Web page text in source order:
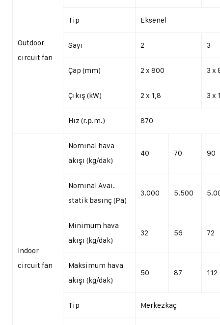
Outdoor
circuit fan
Tip Eksenel
Sayı 2 3
Çap (mm) 2 x 800 3 x
Çıkış (kW) 2 x 1,8 3 x
Hız (r.p.m.) 870
Indoor
circuit fan
Nominal hava
akışı (kg/dak)
40 70 90
Nominal Avai.
statik basınç (Pa)
3.000 5.500
Minimum hava
akışı (kg/dak)
32 56 72
Maksimum hava
akışı (kg/dak)
50 87 112
Tip Merkezkaç